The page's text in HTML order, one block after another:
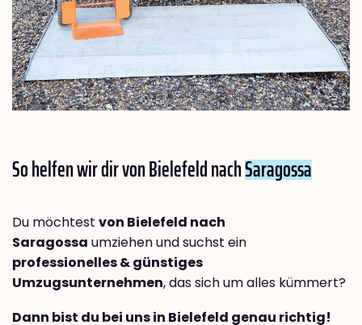
So helfen wir dir von Bielefeld nachSaragossa
Du möchtest von Bielefeld nach
Saragossa umziehen und suchst ein
professionelles & günstiges
Umzugsunternehmen, das sich um alles kümmert?
Dann bist du bei uns in Bielefeld genau richtig!